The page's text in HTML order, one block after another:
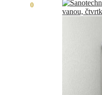
0